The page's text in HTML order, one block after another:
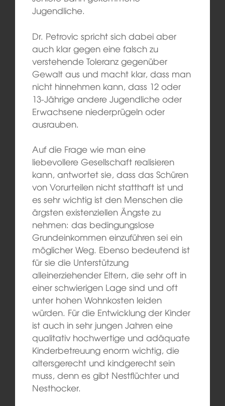
Jugendliche.
Dr. Petrovic spricht sich dabei aber
auch klar gegen eine falsch zu
verstehende Toleranz gegenüber
Gewalt aus und macht klar, dass man
nicht hinnehmen kann, dass 12 oder
13-Jährige andere Jugendliche oder
Erwachsene niederprügeln oder
ausrauben.
Auf die Frage wie man eine
liebevollere Gesellschaft realisieren
kann, antwortet sie, dass das Schüren
von Vorurteilen nicht statthaft ist und
es sehr wichtig ist den Menschen die
ärgsten existenziellen Ängste zu
nehmen: das bedingungslose
Grundeinkommen einzuführen sei ein
möglicher Weg. Ebenso bedeutend ist
für sie die Unterstützung
alleinerziehender Eltern, die sehr oft in
einer schwierigen Lage sind und oft
unter hohen Wohnkosten leiden
würden. Für die Entwicklung der Kinder
ist auch in sehr jungen Jahren eine
qualitativ hochwertige und adäquate
Kinderbetreuung enorm wichtig, die
altersgerecht und kindgerecht sein
muss, denn es gibt Nestflüchter und
Nesthocker.